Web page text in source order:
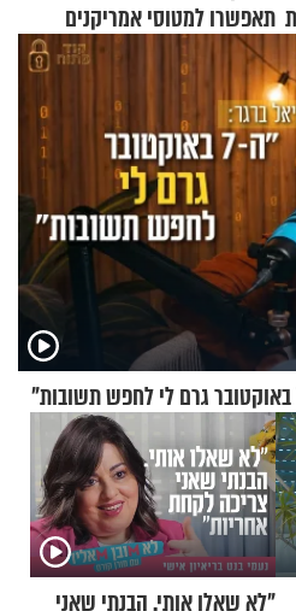
תאפשרו למטוסי אמריקנים
להמריא מהשטח שלכם"
"לא שאלו אותי. הבנתי שאני